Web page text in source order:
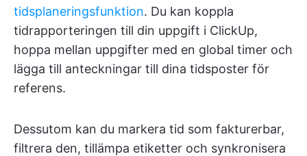
tidsplaneringsfunktion. Du kan koppla
tidrapporteringen till din uppgift i ClickUp,
hoppa mellan uppgifter med en global timer och
lägga till anteckningar till dina tidsposter för
referens.
Dessutom kan du markera tid som fakturerbar,
filtrera den, tillämpa etiketter och synkronisera